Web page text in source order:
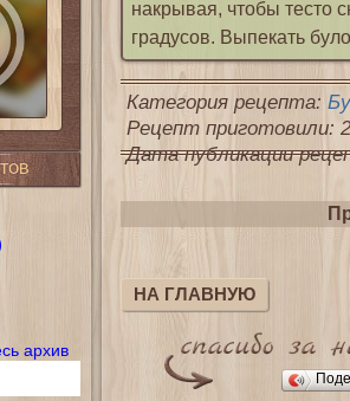
архив
накрывая, чтобы тесто
градусов. Выпекать
Категория рецепта:
Рецепт приготовили:
Дата публикации
НА ГЛАВНУЮ